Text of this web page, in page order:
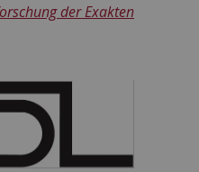
der Exakten